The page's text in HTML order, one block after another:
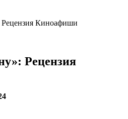
Киноафиши
Рецензия